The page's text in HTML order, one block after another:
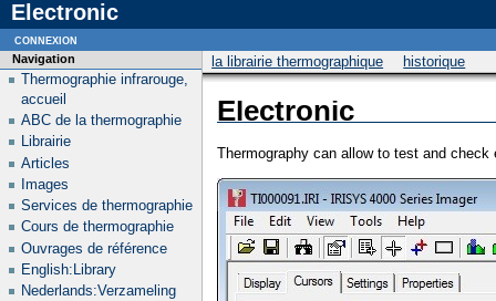
Electronic
la librairie thermographique historique
Electronic
Thermography can allow to test and
Navigation
Thermographie infrarouge,
accueil
ABC de la thermographie
Librairie
Articles
Images
Services de thermographie
Cours de thermographie
Ouvrages de référence
English:Library
Nederlands:Verzameling
connexion